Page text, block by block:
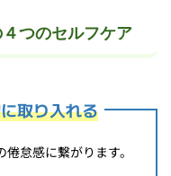
つのセルフケア
取り入れる
怠感に繋がります。